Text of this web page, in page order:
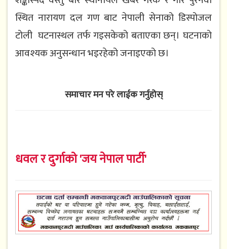
स्थित नारायण दल गण बाट नेपाली सेनाको डिस्पोजल
टोली घटनास्थल तर्फ गइसकेको बताएका छन्। घटनाको
आवश्यक अनुसन्धान भइरहेको जनाइएको छ।
समाचार मन परे लाईक गर्नुहोस्
धवल र दुर्गाको 'जय नेपाल पार्टी'